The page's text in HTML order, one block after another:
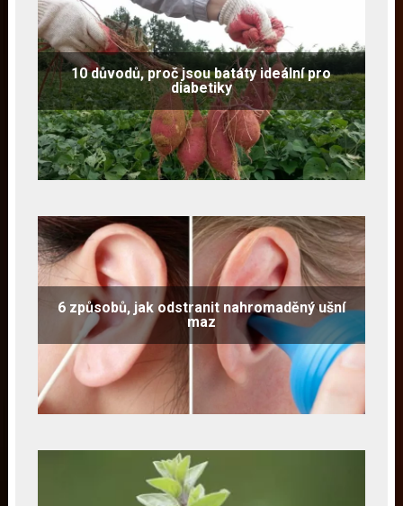
10 důvodů, proč jsou batáty ideální pro
diabetiky
6 způsobů, jak odstranit nahromaděný ušní
maz